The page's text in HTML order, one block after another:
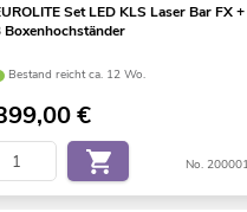
Set LED KLS Laser Bar FX
Boxenhochständer
Bestand reicht ca. 12 Wo.
€
No.